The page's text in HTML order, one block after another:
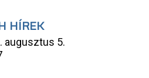
HÍREK
augusztus 5.